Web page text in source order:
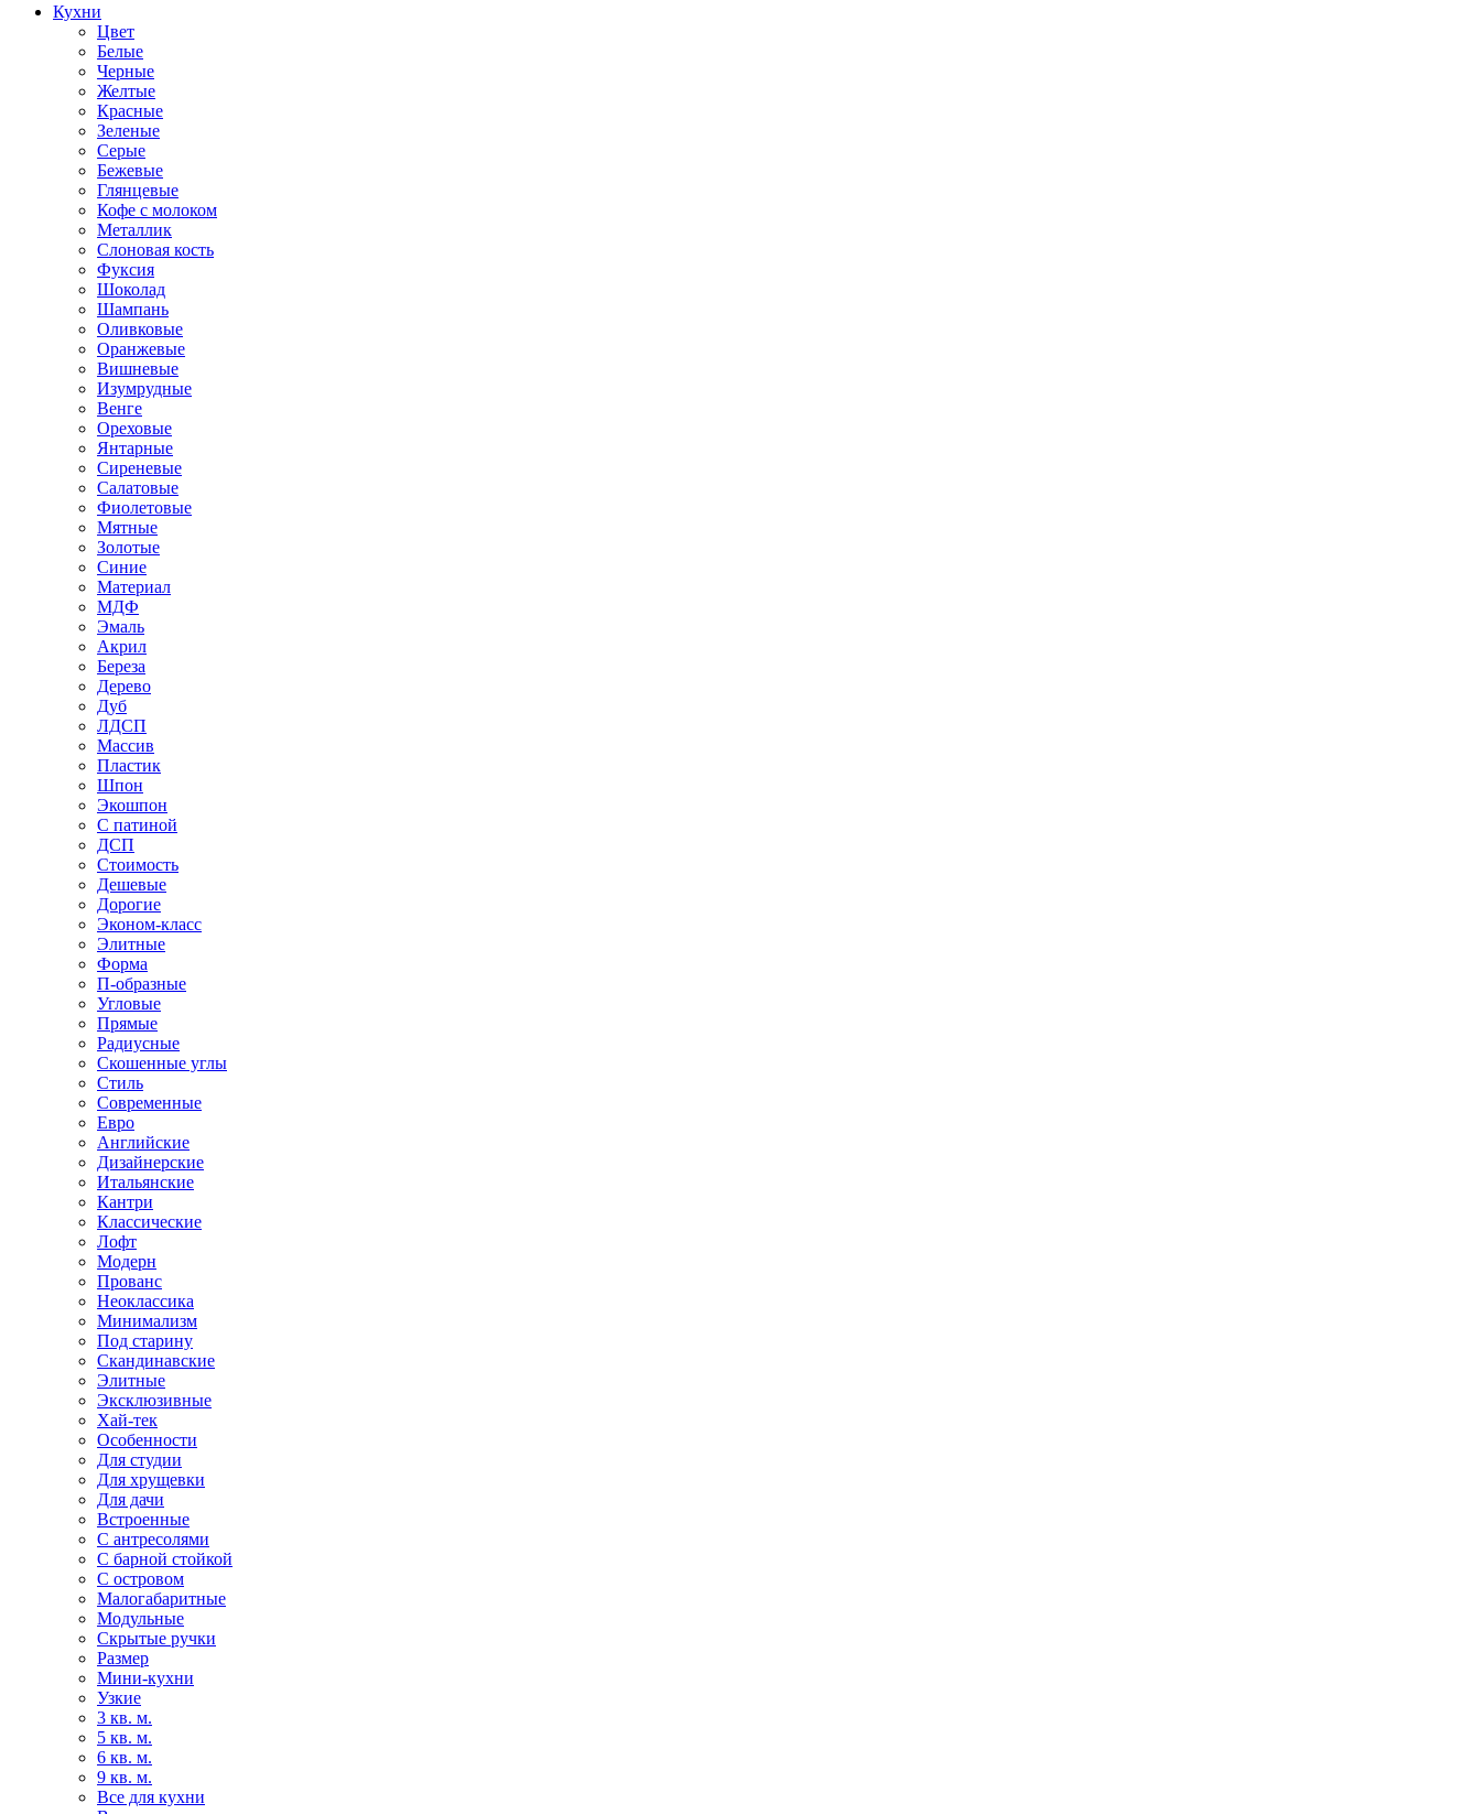
Кухни
Цвет
Белые
Черные
Желтые
Красные
Зеленые
Серые
Бежевые
Глянцевые
Кофе с молоком
Металлик
Слоновая кость
Фуксия
Шоколад
Шампань
Оливковые
Оранжевые
Вишневые
Изумрудные
Венге
Ореховые
Янтарные
Сиреневые
Салатовые
Фиолетовые
Мятные
Золотые
Синие
Материал
МДФ
Эмаль
Акрил
Береза
Дерево
Дуб
ЛДСП
Массив
Пластик
Шпон
Экошпон
С патиной
ДСП
Стоимость
Дешевые
Дорогие
Эконом-класс
Элитные
Форма
П-образные
Угловые
Прямые
Радиусные
Скошенные углы
Стиль
Современные
Евро
Английские
Дизайнерские
Итальянские
Кантри
Классические
Лофт
Модерн
Прованс
Неоклассика
Минимализм
Под старину
Скандинавские
Элитные
Эксклюзивные
Хай-тек
Особенности
Для студии
Для хрущевки
Для дачи
Встроенные
С антресолями
С барной стойкой
С островом
Малогабаритные
Модульные
Скрытые ручки
Размер
Мини-кухни
Узкие
3 кв. м.
5 кв. м.
6 кв. м.
9 кв. м.
Все для кухни